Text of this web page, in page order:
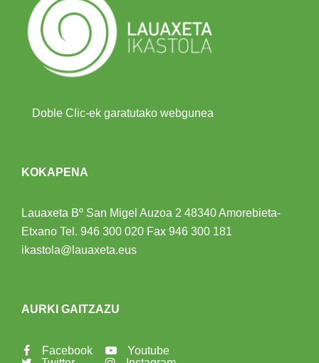
Doble Clic-ek garatutako webgunea
KOKAPENA
Lauaxeta Bº San Migel Auzoa 2 48340 Amorebieta-
Etxano Tel. 946 300 020 Fax 946 300 181
ikastola@lauaxeta.eus
AURKI GAITZAZU
Facebook
Youtube